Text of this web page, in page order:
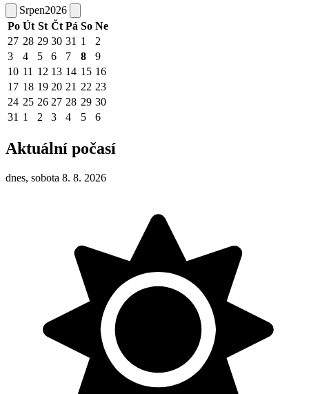
Srpen2026
Po Út St Čt Pá So Ne
27 28 29 30 31 1
2
3
4 5 6 7 8
9
10 11 12 13 14 15 16
17 18 19 20 21 22 23
24 25 26 27 28 29 30
31 1 2 3 4 5 6
Aktuální počasí
dnes, sobota 8. 8. 2026